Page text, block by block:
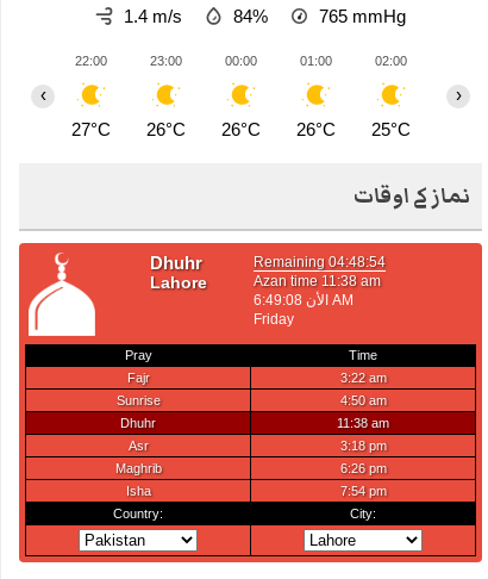
1.4 m/s 84% 765 mmHg
22:00
27°C
23:00
26°C
00:00
26°C
01:00
26°C
02:00
25°C
‹ ›
نماز کے اوقات